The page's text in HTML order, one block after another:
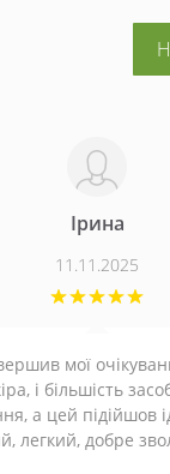
Ірина
11.11.2025
мої
і більшість
а цей підійшов
легкий, добре